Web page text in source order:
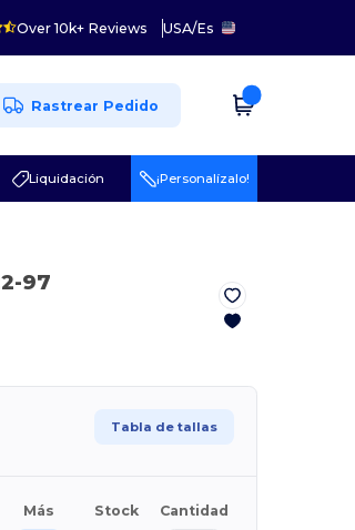
Over 10k+ Reviews USA/Es
Rastrear Pedido
Liquidación ¡Personalízalo!
97
Tabla de tallas
Más Stock Cantidad